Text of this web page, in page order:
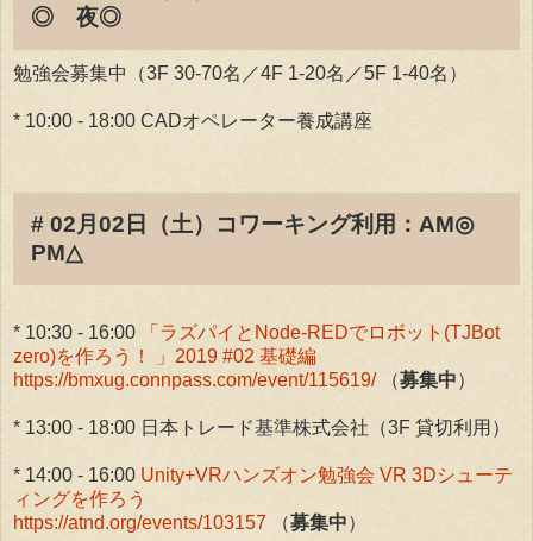
◎ 夜◎
勉強会募集中（3F 30-70名／4F 1-20名／5F 1-40名）
* 10:00 - 18:00 CADオペレーター養成講座
# 02月02日（土）コワーキング利用：AM◎
PM△
* 10:30 - 16:00
「ラズパイとNode-REDでロボット(TJBot
zero)を作ろう！ 」2019 #02 基礎編
https://bmxug.connpass.com/event/115619/（募集中）
* 13:00 - 18:00 日本トレード基準株式会社（3F 貸切利用）
* 14:00 - 16:00 Unity+VRハンズオン勉強会 VR 3Dシューテ
ィングを作ろう
https://atnd.org/events/103157 （募集中）